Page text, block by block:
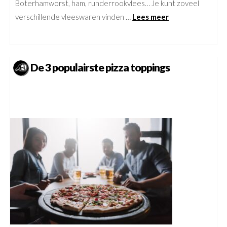
Boterhamworst, ham, runderrookvlees… Je kunt zoveel
verschillende vleeswaren vinden … Lees meer
De 3 populairste pizza toppings